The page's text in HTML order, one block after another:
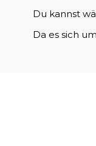
Du kannst
Da es sich